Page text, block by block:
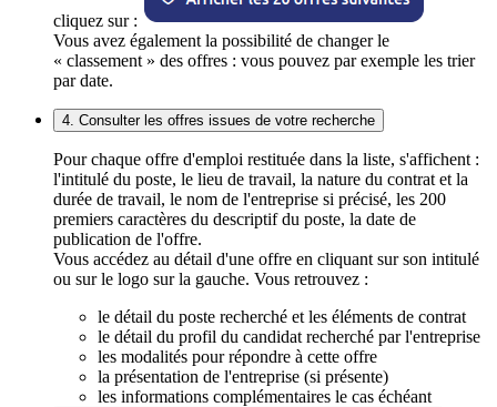
cliquez sur :
Vous avez également la possibilité de changer le
« classement » des offres : vous pouvez par exemple les trier
par date.
4. Consulter les offres issues de votre recherche
Pour chaque offre d'emploi restituée dans la liste, s'affichent :
l'intitulé du poste, le lieu de travail, la nature du contrat et la
durée de travail, le nom de l'entreprise si précisé, les 200
premiers caractères du descriptif du poste, la date de
publication de l'offre.
Vous accédez au détail d'une offre en cliquant sur son intitulé
ou sur le logo sur la gauche. Vous retrouvez :
le détail du poste recherché et les éléments de contrat
le détail du profil du candidat recherché par l'entreprise
les modalités pour répondre à cette offre
la présentation de l'entreprise (si présente)
les informations complémentaires le cas échéant